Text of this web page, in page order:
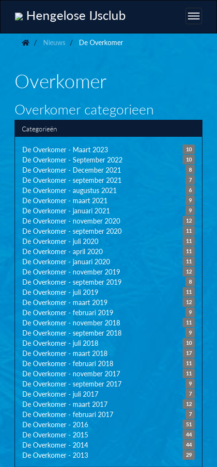
Hengelose IJsclub
Nieuws De Overkomer
Overkomer
Overkomer categorieen
Categorieën
10
De Overkomer - Maart 2023
10
De Overkomer - September 2022
8
De Overkomer - December 2021
7
De Overkomer - september 2021
6
De Overkomer - augustus 2021
9
De Overkomer - maart 2021
9
De Overkomer - januari 2021
12
De Overkomer - november 2020
11
De Overkomer - september 2020
11
De Overkomer - juli 2020
11
De Overkomer - april 2020
11
De Overkomer - januari 2020
12
De Overkomer - november 2019
8
De Overkomer - september 2019
11
De Overkomer - juli 2019
12
De Overkomer - maart 2019
9
De Overkomer - februari 2019
11
De Overkomer - november 2018
9
De Overkomer - september 2018
10
De Overkomer - juli 2018
17
De Overkomer - maart 2018
11
De Overkomer - februari 2018
11
De Overkomer - november 2017
9
De Overkomer - september 2017
7
De Overkomer - juli 2017
12
De Overkomer - maart 2017
7
De Overkomer - februari 2017
51
De Overkomer - 2016
44
De Overkomer - 2015
44
De Overkomer - 2014
29
De Overkomer - 2013